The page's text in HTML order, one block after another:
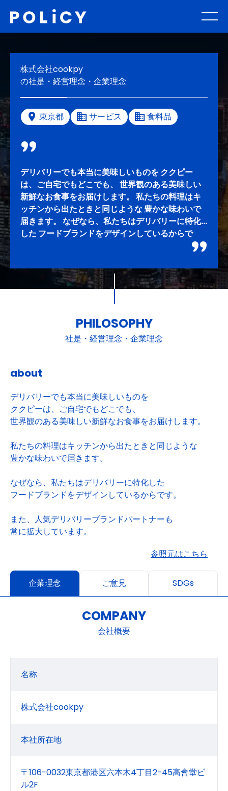
株式会社cookpy
の社是・経営理念・企業理念
東京都 サービス 食料品
デリバリーでも本当に美味しいものを ククピー
は、ご自宅でもどこでも、 世界観のある美味しい
新鮮なお食事をお届けします。 私たちの料理はキ
ッチンから出たときと同じような 豊かな味わいで
届きます。 なぜなら、私たちはデリバリーに特化
した フードブランドをデザインしているからで
PHILOSOPHY
社是・経営理念・企業理念
about
デリバリーでも本当に美味しいものを
ククピーは、ご自宅でもどこでも、
世界観のある美味しい新鮮なお食事をお届けします。
私たちの料理はキッチンから出たときと同じような
豊かな味わいで届きます。
なぜなら、私たちはデリバリーに特化した
フードブランドをデザインしているからです。
また、人気デリバリーブランドパートナーも
常に拡大しています。
参照元はこちら
企業理念 ご意見 SDGs
COMPANY
会社概要
名称
株式会社cookpy
本社所在地
〒106-0032東京都港区六本木4丁目2-45高會堂ビ
ル2F